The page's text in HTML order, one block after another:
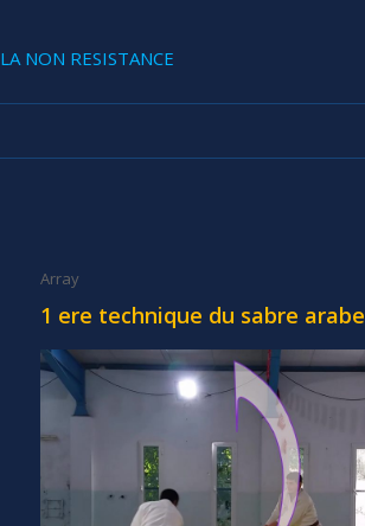
LA NON RESISTANCE
Array
1 ere technique du sabre arabe